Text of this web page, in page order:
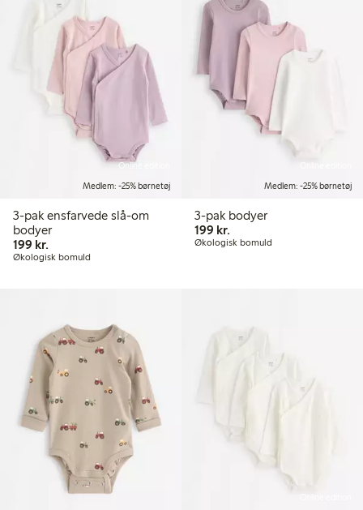
Online edition
Medlem: -25% børnetøj
3-pak ensfarvede slå-om
bodyer
199 kr.
Økologisk bomuld
Medlem: -25% børnetøj
3-pak bodyer
199 kr.
Økologisk bomuld